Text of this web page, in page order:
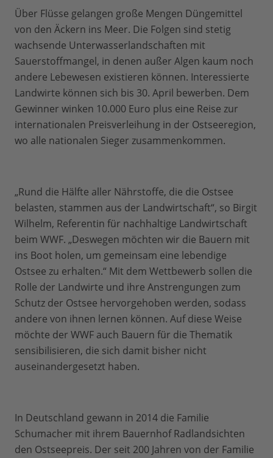
Über Flüsse gelangen große Mengen Düngemittel
von den Äckern ins Meer. Die Folgen sind stetig
wachsende Unterwasserlandschaften mit
Sauerstoffmangel, in denen außer Algen kaum noch
andere Lebewesen existieren können. Interessierte
Landwirte können sich bis 30. April bewerben. Dem
Gewinner winken 10.000 Euro plus eine Reise zur
internationalen Preisverleihung in der Ostseeregion,
wo alle nationalen Sieger zusammenkommen.
„Rund die Hälfte aller Nährstoffe, die die Ostsee
belasten, stammen aus der Landwirtschaft“, so Birgit
Wilhelm, Referentin für nachhaltige Landwirtschaft
beim WWF. „Deswegen möchten wir die Bauern mit
ins Boot holen, um gemeinsam eine lebendige
Ostsee zu erhalten.“ Mit dem Wettbewerb sollen die
Rolle der Landwirte und ihre Anstrengungen zum
Schutz der Ostsee hervorgehoben werden, sodass
andere von ihnen lernen können. Auf diese Weise
möchte der WWF auch Bauern für die Thematik
sensibilisieren, die sich damit bisher nicht
auseinandergesetzt haben.
In Deutschland gewann in 2014 die Familie
Schumacher mit ihrem Bauernhof Radlandsichten
den Ostseepreis. Der seit 200 Jahren von der Familie